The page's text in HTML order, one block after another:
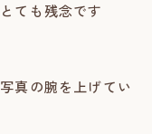
ても残念です
真の腕を上げてい